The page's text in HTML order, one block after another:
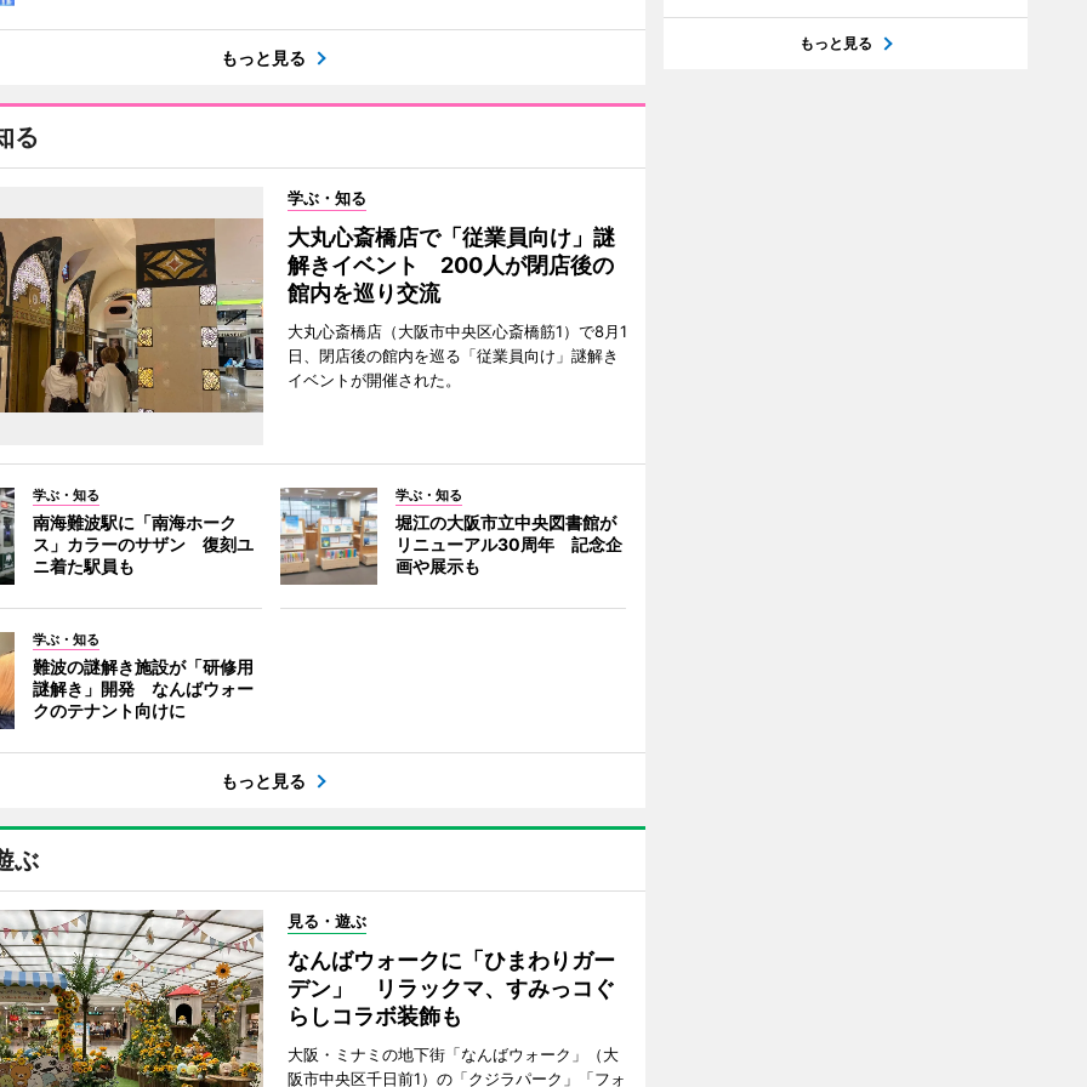
もっと見る
る
学ぶ・知る
大丸心斎橋店で「従業員向け」謎
解きイベント 200人が閉店後の
館内を巡り交流
大丸心斎橋店（大阪市中央区心斎橋筋1）で8月1
日、閉店後の館内を巡る「従業員向け」謎解き
イベントが開催された。
学ぶ・知る
南海難波駅に「南海ホーク
ス」カラーのサザン 復刻ユ
ニ着た駅員も
学ぶ・知る
堀江の大阪市立中央図書館が
リニューアル30周年 記念企
画や展示も
学ぶ・知る
難波の謎解き施設が「研修用
謎解き」開発 なんばウォー
クのテナント向けに
もっと見る
ぶ
見る・遊ぶ
なんばウォークに「ひまわりガー
デン」 リラックマ、すみっコぐ
らしコラボ装飾も
大阪・ミナミの地下街「なんばウォーク」（大
阪市中央区千日前1）の「クジラパーク」「フォ
もっと見る